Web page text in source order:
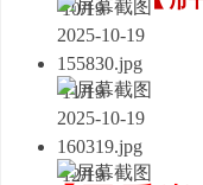
10/19
11/19
12/19